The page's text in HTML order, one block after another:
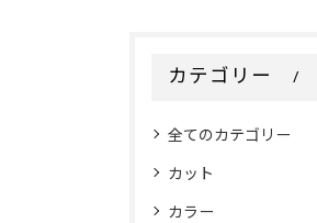
カテゴリー
全てのカテゴリー
カット
カラー